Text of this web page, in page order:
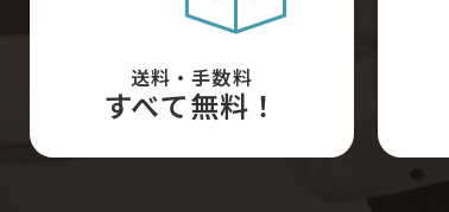
送料・手数料
すべて無料！